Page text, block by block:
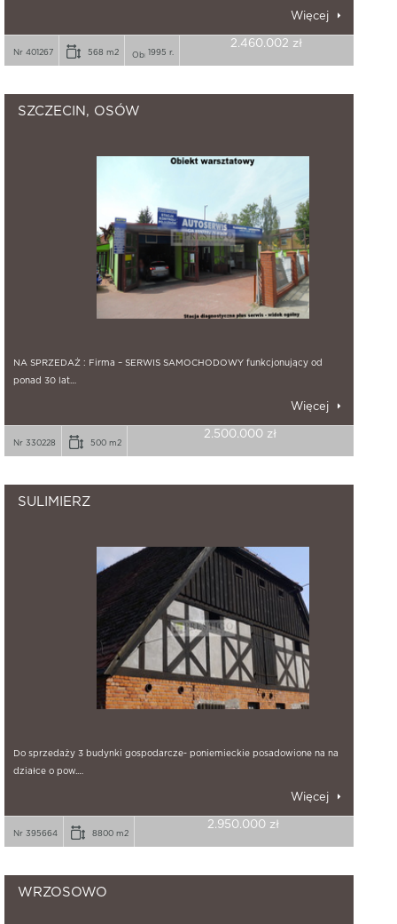
Więcej
Nr 401267 568 m2 1995 r.
2.460.002 zł
SZCZECIN, OSÓW
NA SPRZEDAŻ : Firma – SERWIS SAMOCHODOWY funkcjonujący od
ponad 30 lat…
Więcej
Nr 330228 500 m2
2.500.000 zł
SULIMIERZ
Do sprzedaży 3 budynki gospodarcze- poniemieckie posadowione na na
działce o pow.…
Więcej
Nr 395664 8800 m2
2.950.000 zł
WRZOSOWO